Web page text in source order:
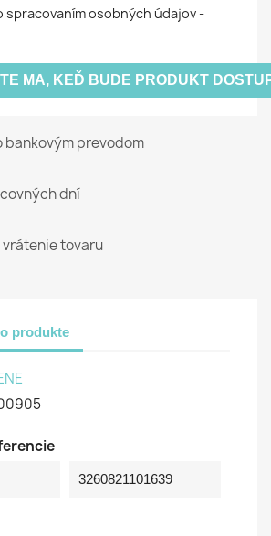
spracovaním osobných údajov -
MA, KEĎ BUDE PRODUKT
bankovým prevodom
dní
vrátenie tovaru
produkte
3260821101639